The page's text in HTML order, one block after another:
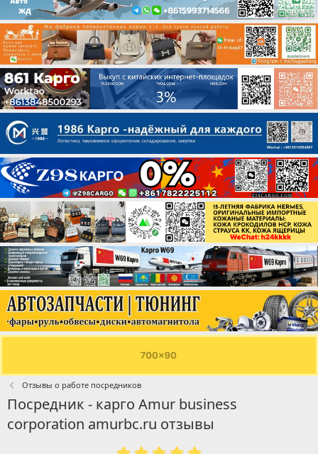
Отзывы о работе посредников
Посредник - карго Amur business
corporation amurbc.ru отзывы